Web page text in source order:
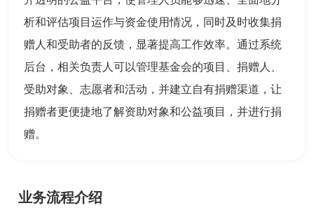
析和评估项目运作与资金使用情况，同时及时收集捐
赠人和受助者的反馈，显著提高工作效率。通过系统
后台，相关负责人可以管理基金会的项目、捐赠人、
受助对象、志愿者和活动，并建立自有捐赠渠道，让
捐赠者更便捷地了解资助对象和公益项目，并进行捐
赠。
业务流程介绍